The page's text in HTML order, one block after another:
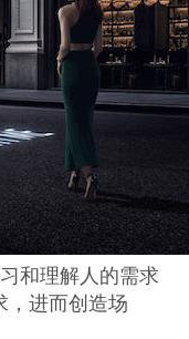
和理解人的需求
，进而创造场